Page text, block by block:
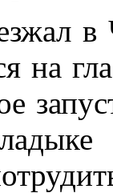
на